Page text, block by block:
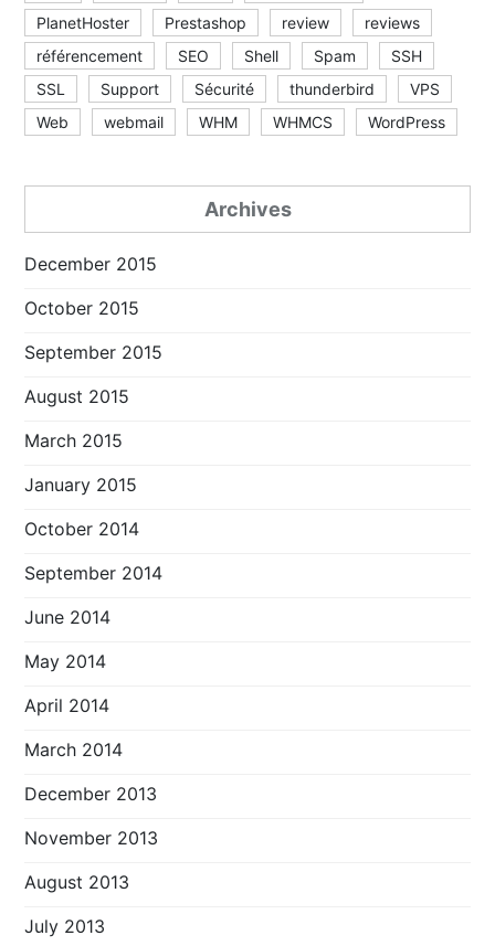
PlanetHoster
Prestashop review
reviews
référencement
SEO Shell Spam
SSH
SSL
Support Sécurité thunderbird
VPS
Web
webmail WHM WHMCS WordPress
Archives
December 2015
October 2015
September 2015
August 2015
March 2015
January 2015
October 2014
September 2014
June 2014
May 2014
April 2014
March 2014
December 2013
November 2013
August 2013
July 2013